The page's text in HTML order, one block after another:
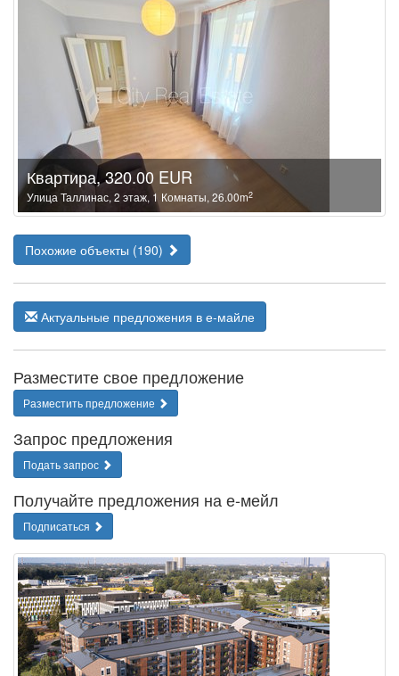
Квартира, 320.00 EUR
Улица Таллинас, 2 этаж, 1 Комнаты, 26.00m2
Похожие объекты (190)
Актуальные предложения в е-майле
Разместите свое предложение
Разместить предложение
Запрос предложения
Подать запрос
Получайте предложения на е-мейл
Подписаться